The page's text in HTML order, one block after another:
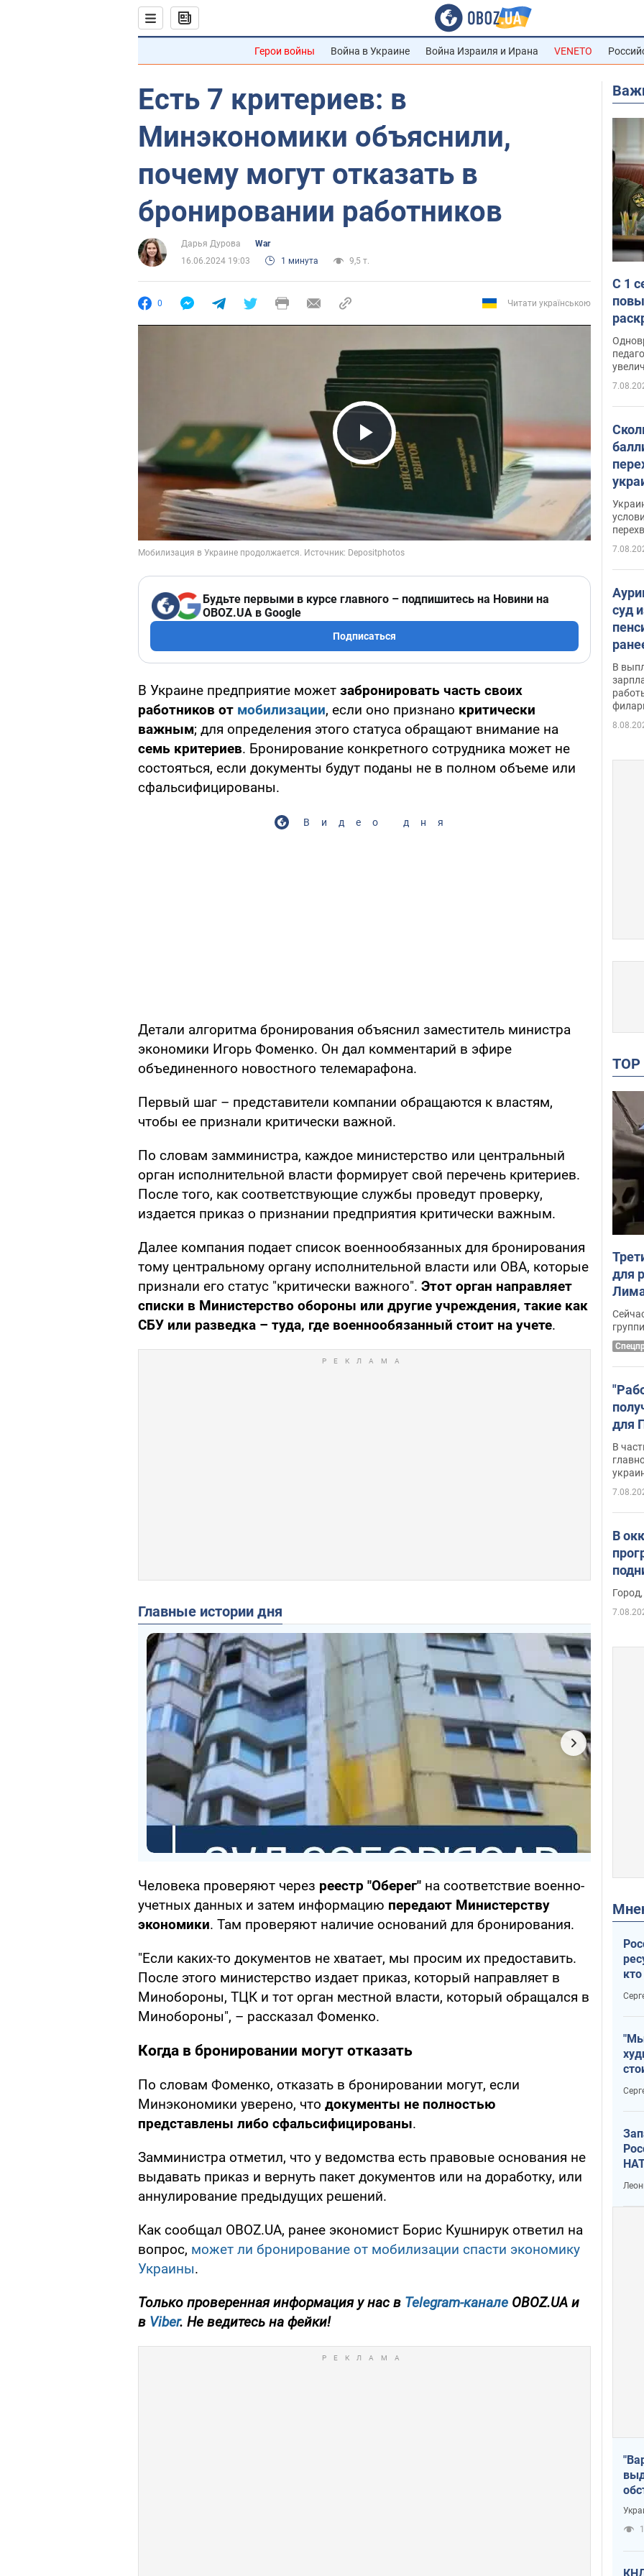
Герои войны Война в Украине Война Израиля и Ирана VENETO
Есть 7 критериев: в
Минэкономики объяснили,
почему могут отказать в
бронировании работников
Дарья Дурова
War
16.06.2024 19:03
1 минута 9,5 т.
0 Читати українською
Play Video
Будьте первыми в курсе главного – подпишитесь на Новини на
OBOZ.UA в Google
Подписаться
В Украине предприятие может забронировать часть своих
работников от мобилизации, если оно признано критически
важным; для определения этого статуса обращают внимание на
семь критериев. Бронирование конкретного сотрудника может не
состояться, если документы будут поданы не в полном объеме или
сфальсифицированы.
Видео дня
Детали алгоритма бронирования объяснил заместитель министра
экономики Игорь Фоменко. Он дал комментарий в эфире
объединенного новостного телемарафона.
Первый шаг – представители компании обращаются к властям,
чтобы ее признали критически важной.
По словам замминистра, каждое министерство или центральный
орган исполнительной власти формирует свой перечень критериев.
После того, как соответствующие службы проведут проверку,
издается приказ о признании предприятия критически важным.
Далее компания подает список военнообязанных для бронирования
тому центральному органу исполнительной власти или ОВА, которые
признали его статус "критически важного". Этот орган направляет
списки в Министерство обороны или другие учреждения, такие как
СБУ или разведка – туда, где военнообязанный стоит на учете.
Главные истории дня
Человека проверяют через реестр "Оберег" на соответствие военно-
учетных данных и затем информацию передают Министерству
экономики. Там проверяют наличие оснований для бронирования.
"Если каких-то документов не хватает, мы просим их предоставить.
После этого министерство издает приказ, который направляет в
Минобороны, ТЦК и тот орган местной власти, который обращался в
Минобороны", – рассказал Фоменко.
Когда в бронировании могут отказать
По словам Фоменко, отказать в бронировании могут, если
Минэкономики уверено, что документы не полностью
представлены либо сфальсифицированы.
Замминистра отметил, что у ведомства есть правовые основания не
выдавать приказ и вернуть пакет документов или на доработку, или
аннулирование предыдущих решений.
Как сообщал OBOZ.UA, ранее экономист Борис Кушнирук ответил на
вопрос, может ли бронирование от мобилизации спасти экономику
Украины.
Только проверенная информация у нас в Telegram-канале OBOZ.UA и
в Viber. Не ведитесь на фейки!
С 1
суд
В
для
для
В
В